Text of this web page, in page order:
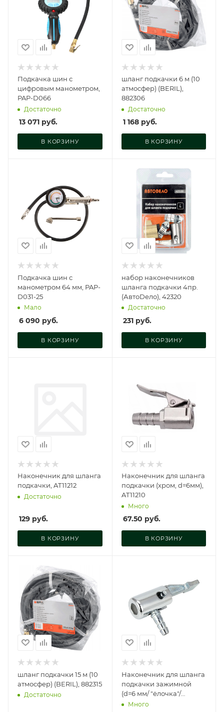
Подкачка шин с
цифровым манометром,
PAP-D066
Достаточно
13 071 руб.
В КОРЗИНУ
шланг подкачки 6 м (10
атмосфер) (BERIL),
882306
Достаточно
1 168руб.
В КОРЗИНУ
Подкачка шин с
манометром 64 мм, PAP-
D031-25
Мало
6 090 руб.
В КОРЗИНУ
набор наконечников
шланга подкачки 4пр.
(АвтоDело), 42320
Достаточно
231руб.
В КОРЗИНУ
Наконечник для шланга
подкачки, AT11212
Достаточно
129 руб.
В КОРЗИНУ
Наконечник для шланга
подкачки (хром, d=6мм),
AT11210
Много
67.50 руб.
В КОРЗИНУ
шланг подкачки 15 м (10
атмосфер) (BERIL), 882315
Достаточно
Наконечник для шланга
подкачки зажимной
(d=6 мм/ "ёлочка"/
металл), AT11215
Много